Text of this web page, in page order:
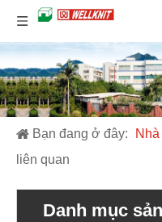
Bạn đang ở đây: Nhà
liên quan
Danh mục